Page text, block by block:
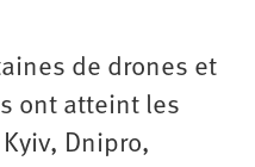
de drones et
ont atteint les
Dnipro,